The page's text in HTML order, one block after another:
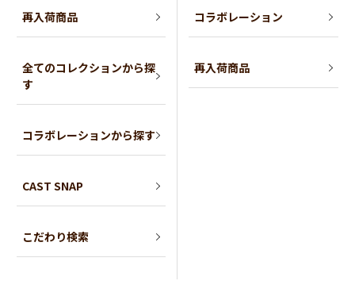
再入荷商品
全てのコレクションから探
す
コラボレーションから探す
CAST SNAP
こだわり検索
コラボレーション
再入荷商品